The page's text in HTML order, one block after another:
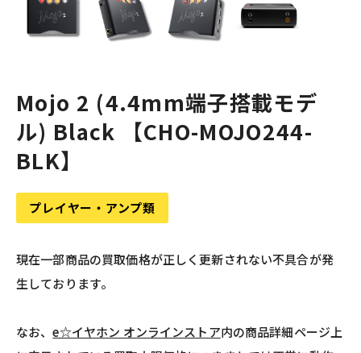
Mojo 2 (4.4mm端子搭載モデ
ル) Black 【CHO-MOJO244-
BLK】
プレイヤー・アンプ類
現在一部商品の買取価格が正しく更新されない不具合が発
生しております。
なお、e☆イヤホン オンラインストア内の商品詳細ページ上